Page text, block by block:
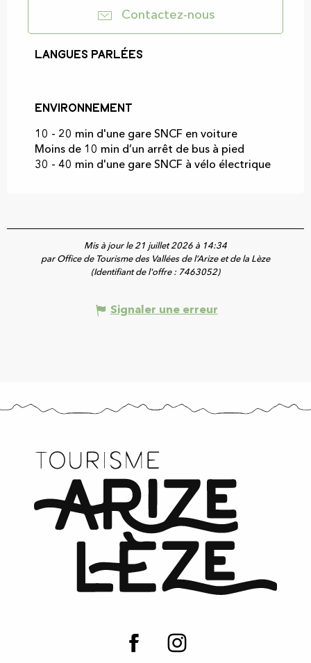
Contactez-nous
Langues parlées
Langues parlées
Environnement
Environnement
10 - 20 min d'une gare SNCF en voiture
Moins de 10 min d’un arrêt de bus à pied
30 - 40 min d'une gare SNCF à vélo électrique
Mis à jour le 21 juillet 2026 à 14:34
par Office de Tourisme des Vallées de l’Arize et de la Lèze
(Identifiant de l'offre : 7463052)
Signaler une erreur